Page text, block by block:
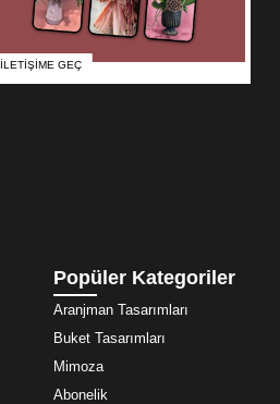
İLETİŞİME GEÇ
Popüler Kategoriler
Aranjman Tasarımları
Buket Tasarımları
Mimoza
Abonelik